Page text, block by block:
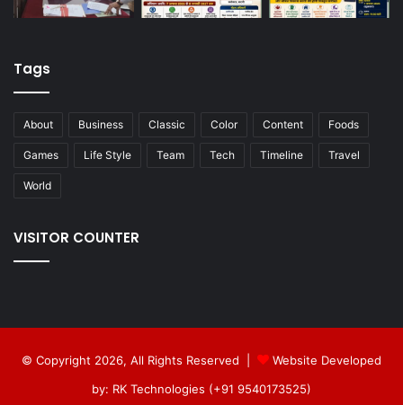
Tags
About Business Classic Color Content Foods
Games Life Style Team Tech Timeline Travel
World
VISITOR COUNTER
© Copyright 2026, All Rights Reserved |
Website Developed
by: RK Technologies (+91 9540173525)